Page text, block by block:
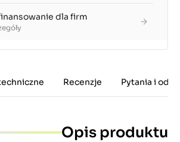
dla firm
Recenzje Pytania i
Opis produktu